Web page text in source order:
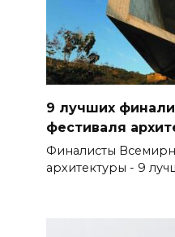
9 лучших
фестиваля
Финалисты
архитектуры - 9